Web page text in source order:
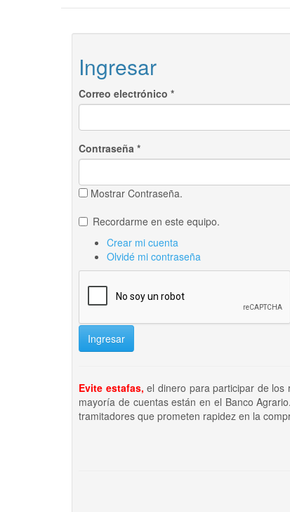
Ingresar
Correo electrónico *
Contraseña *
Mostrar Contraseña.
Recordarme en este equipo.
Crear mi cuenta
Olvidé mi contraseña
Ingresar
Evite estafas, el dinero para participar de los
mayoría de cuentas están en el Banco
tramitadores que prometen rapidez en la